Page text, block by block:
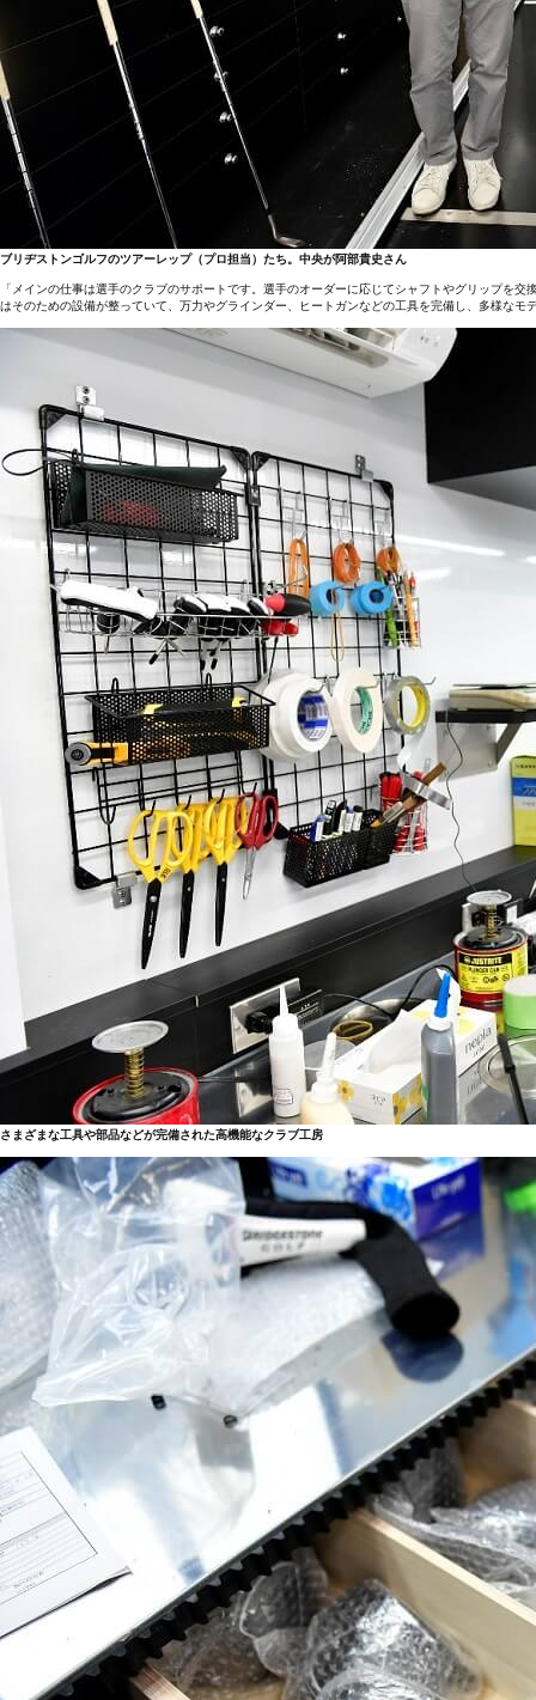
ブリヂストンゴルフのツアーレップ（プロ担当）たち。中央が阿部貴史さん
「メインの仕事は選手のクラブのサポートです。選手のオーダーに応じてシャフトやグリップを
はそのための設備が整っていて、万力やグラインダー、ヒートガンなどの工具を完備し、多様な
さまざまな工具や部品などが完備された高機能なクラブ工房